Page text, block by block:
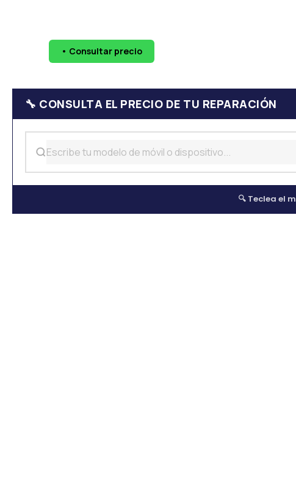
• Consultar precio
🔧 CONSULTA EL PRECIO DE TU REPARACIÓN
🔍 Teclea el